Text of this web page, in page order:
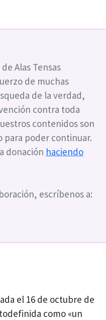
Alas Tensas
de muchas
de la verdad,
contra toda
contenidos son
para poder continuar.
donación haciendo
escríbenos a:
el 16 de octubre de
como «un